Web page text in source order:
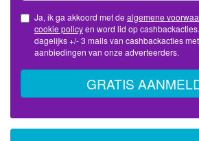
Ja, ik ga akkoord met de algemene
cookie policy
dagelijks +/- 3 mails van cashbackacties met commerciële
aanbiedingen van onze adverteerders.
GRATIS